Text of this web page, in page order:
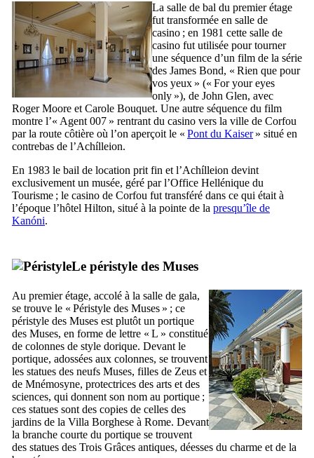
La salle de bal du premier étage
fut transformée en salle de
casino ; en 1981 cette salle de
casino fut utilisée pour tourner
une séquence d’un film de la série
des James Bond, « Rien que pour
vos yeux » (« For your eyes
only »), de John Glen, avec
Roger Moore et Carole Bouquet. Une autre séquence du film
montre l’« Agent 007 » rentrant du casino vers la ville de Corfou
par la route côtière où l’on aperçoit le « Pont du Kaiser» situé en
contrebas de l’Achílleion.
En 1983 le bail de location prit fin et l’Achílleion devint
exclusivement un musée, géré par l’Office Hellénique du
Tourisme ; le casino de Corfou fut transféré dans ce qui était à
l’époque l’hôtel Hilton, situé à la pointe de la presqu’île de
Kanóni.
Le péristyle des Muses
Au premier étage, accolé à la salle de gala,
se trouve le « Péristyle des Muses » ; ce
péristyle des Muses est plutôt un portique
des Muses, en forme de lettre « L » constitué
de colonnes de style dorique. Devant le
portique, adossées aux colonnes, se trouvent
les statues des neufs Muses, filles de Zeus et
de Mnémosyne, protectrices des arts et des
sciences, qui donnent son nom au portique ;
ces statues sont des copies de celles des
jardins de la Villa Borghese à Rome. Devant
la branche courte du portique se trouvent
des statues des Trois Grâces antiques, déesses du charme et de la